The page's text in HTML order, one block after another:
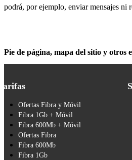
podrá, por ejemplo, enviar mensajes ni
Pie de página, mapa del sitio y otros
Ofertas Fibra y Móvil
Fibra 1Gb + Móvil
Fibra 600Mb + Móvil
Ofertas Fibra
Fibra 600Mb
Fibra 1Gb